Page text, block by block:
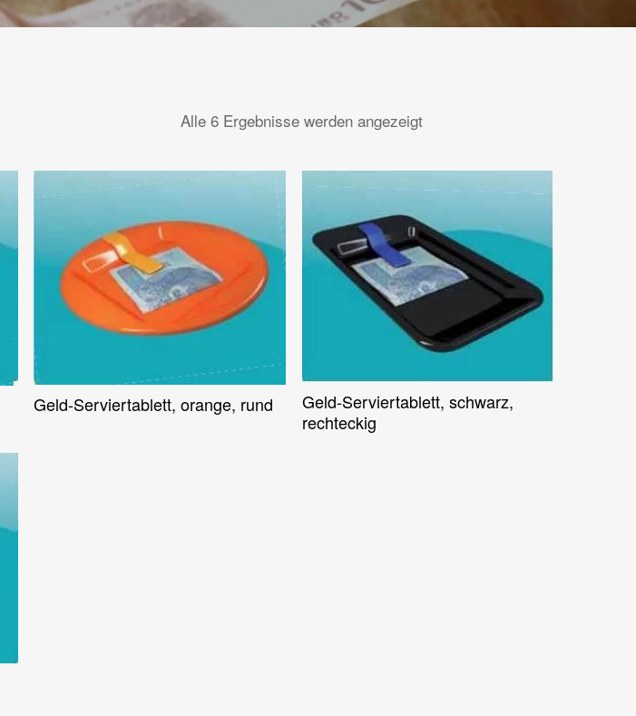
Alle 6 Ergebnisse werden angezeigt
Weiterlesen
Geld-Serviertablett, orange, rund Weiterlesen
Geld-Serviertablett, schwarz,
rechteckig